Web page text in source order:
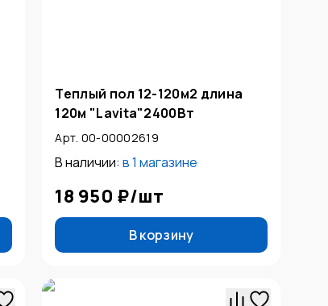
Теплый пол 12-120м2 длина
120м "Lavita"2400Вт
Арт. 00-00002619
В наличии: в1 магазине
18 950 ₽/шт
В корзину